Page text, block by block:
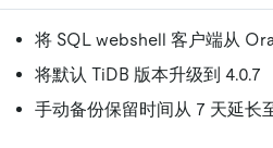
将 SQL webshell 客户端从
将默认 TiDB 版本升级到 4.0.7
手动备份保留时间从 7 天延长